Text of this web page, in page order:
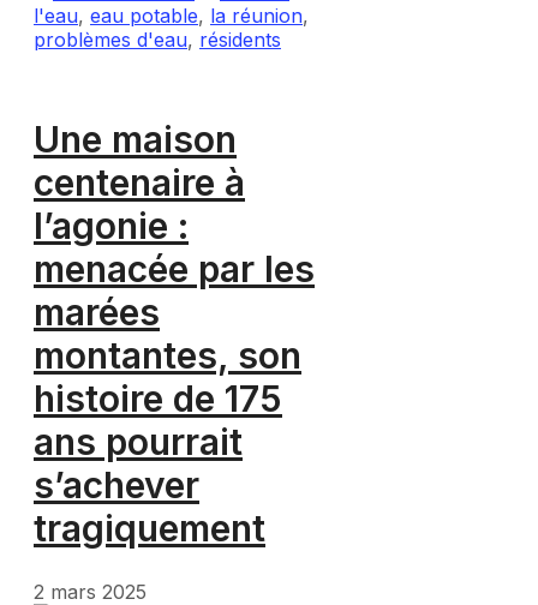
l'eau, eau potable, la réunion,
problèmes d'eau, résidents
Une maison
centenaire à
l’agonie :
menacée par les
marées
montantes, son
histoire de 175
ans pourrait
s’achever
tragiquement
2 mars 2025